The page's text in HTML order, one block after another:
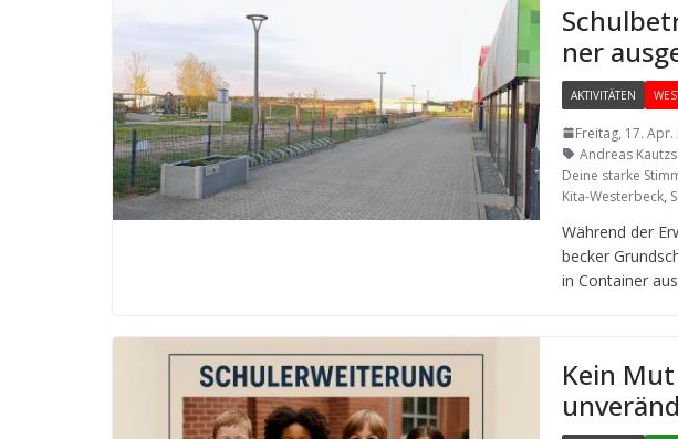
ner
AKTIVITÄTEN
Freitag, 17. Apr.
Andreas
Deine starke
Kita-Westerbeck,
Wäh­rend der
be­cker
in Con­tai­ner
Kein